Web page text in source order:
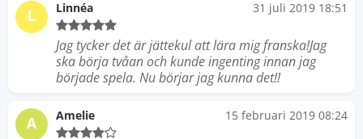
L Linnéa 31 juli 2019 18:51
Jag tycker det är jättekul att lära mig franska!Jag
ska börja tvåan och kunde ingenting innan jag
började spela. Nu börjar jag kunna det!!
A Amelie 15 februari 2019 08:24